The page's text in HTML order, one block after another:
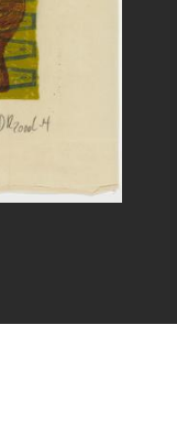
Meguerditchian/Dist.